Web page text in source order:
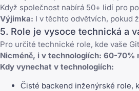
Když společnost nabírá 50+ lidí pro
Výjimka: I v těchto odvětvích, pokud
5. Role je vysoce technická a
Pro určité technické role, kde vaše
Nicméně, i v technologiích: 60-70%
Kdy vynechat v technologiích:
Čisté backend inženýrské role,